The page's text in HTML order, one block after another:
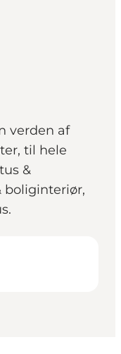
verden af
til hele
&
boliginteriør,